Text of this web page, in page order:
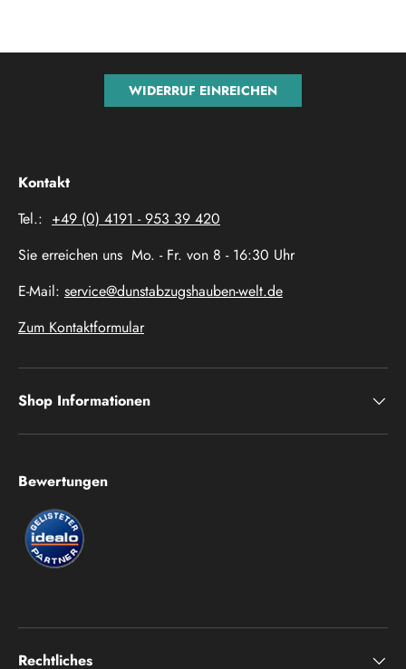
WIDERRUF EINREICHEN
Kontakt
Tel.: +49 (0) 4191 - 953 39 420
Sie erreichen uns Mo. - Fr. von 8 - 16:30 Uhr
E-Mail: service@dunstabzugshauben-welt.de
Zum Kontaktformular
Shop Informationen
Bewertungen
Rechtliches